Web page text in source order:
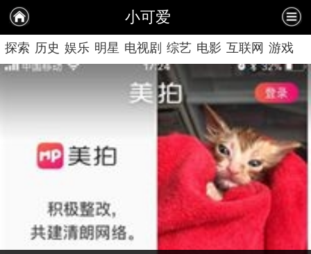
小可爱
探索 历史 娱乐 明星 电视剧 综艺 电影 互联网 游戏
情感 美女